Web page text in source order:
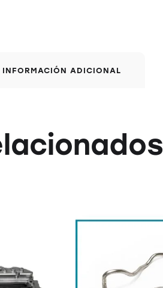
INFORMACIÓN ADICIONAL